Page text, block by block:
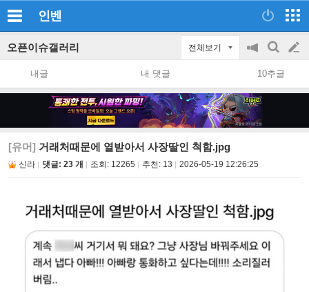
인벤
오픈이슈갤러리 전체보기
공
지
on/off
검
색
글
쓰
내글 내 댓글 10추글
[유머] 거래처때문에 열받아서 사장딸인 척함.jpg
신라 댓글: 23 개 조회: 12265 추천: 13 2026-05-19 12:26:25